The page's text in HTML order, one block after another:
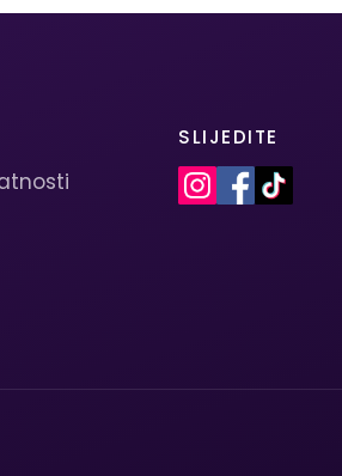
SLIJEDITE